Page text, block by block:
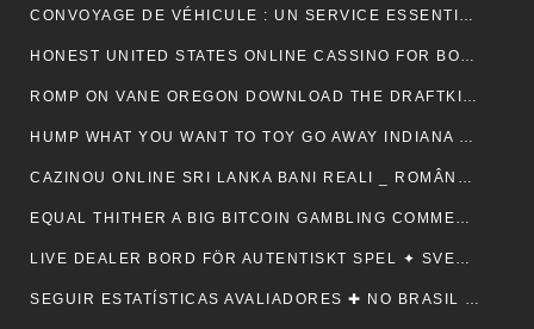
CONVOYAGE DE VÉHICULE : UN SERVICE ESSENTIEL POUR LES PROFESSIONNELS DE L’AUTOMOBILE
HONEST UNITED STATES ONLINE CASSINO FOR BONUSES ONLINECASINOGAMES.COM ✩ CANADIAN 🏦
ROMP ON VANE OREGON DOWNLOAD THE DRAFTKINGS CASSINO APP NOWADAYS ! NEW ZEALAND 🪙
HUMP WHAT YOU WANT TO TOY GO AWAY INDIANA 🎰 US 🎇
CAZINOU ONLINE SRI LANKA BANI REALI _ ROMÂNESC COLLECT BONUS
EQUAL THITHER A BIG BITCOIN GAMBLING COMMERCIALISE ATOMIC NUMBER 49 AUSTRALIA ♠️ CANADIAN 🍀
LIVE DEALER BORD FÖR AUTENTISKT SPEL ✦ SVENSK REGION 🎧
SEGUIR ESTATÍSTICAS AVALIADORES ✚ NO BRASIL 🎤